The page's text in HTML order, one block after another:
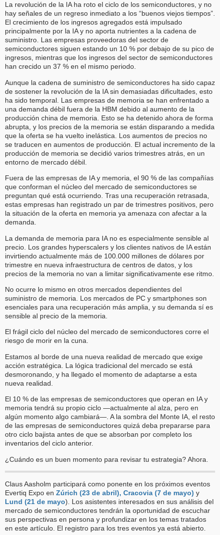
La revolución de la IA ha roto el ciclo de los semiconductores, y no
hay señales de un regreso inmediato a los “buenos viejos tiempos”.
El crecimiento de los ingresos agregados está impulsado
principalmente por la IA y no aporta nutrientes a la cadena de
suministro. Las empresas proveedoras del sector de
semiconductores siguen estando un 10 % por debajo de su pico de
ingresos, mientras que los ingresos del sector de semiconductores
han crecido un 37 % en el mismo periodo.
Aunque la cadena de suministro de semiconductores ha sido capaz
de sostener la revolución de la IA sin demasiadas dificultades, esto
ha sido temporal. Las empresas de memoria se han enfrentado a
una demanda débil fuera de la HBM debido al aumento de la
producción china de memoria. Esto se ha detenido ahora de forma
abrupta, y los precios de la memoria se están disparando a medida
que la oferta se ha vuelto inelástica. Los aumentos de precios no
se traducen en aumentos de producción. El actual incremento de la
producción de memoria se decidió varios trimestres atrás, en un
entorno de mercado débil.
Fuera de las empresas de IA y memoria, el 90 % de las compañías
que conforman el núcleo del mercado de semiconductores se
preguntan qué está ocurriendo. Tras una recuperación retrasada,
estas empresas han registrado un par de trimestres positivos, pero
la situación de la oferta en memoria ya amenaza con afectar a la
demanda.
La demanda de memoria para IA no es especialmente sensible al
precio. Los grandes hyperscalers y los clientes nativos de IA están
invirtiendo actualmente más de 100.000 millones de dólares por
trimestre en nueva infraestructura de centros de datos, y los
precios de la memoria no van a limitar significativamente ese ritmo.
No ocurre lo mismo en otros mercados dependientes del
suministro de memoria. Los mercados de PC y smartphones son
esenciales para una recuperación más amplia, y su demanda sí es
sensible al precio de la memoria.
El frágil ciclo del núcleo del mercado de semiconductores corre el
riesgo de morir en la cuna.
Estamos al borde de una nueva realidad de mercado que exige
acción estratégica. La lógica tradicional del mercado se está
desmoronando, y ha llegado el momento de adaptarse a esta
nueva realidad.
El 10 % de las empresas de semiconductores que operan en IA y
memoria tendrá su propio ciclo —actualmente al alza, pero en
algún momento algo cambiará—. A la sombra del Monte IA, el resto
de las empresas de semiconductores quizá deba prepararse para
otro ciclo bajista antes de que se absorban por completo los
inventarios del ciclo anterior.
¿Cuándo es un buen momento para revisar tu estrategia? Ahora.
Claus Aasholm participará como ponente en los próximos eventos
Evertiq Expo en Zúrich (23 de abril), Cracovia (7 de mayo) y
Lund (21 de mayo). Los asistentes interesados en sus análisis del
mercado de semiconductores tendrán la oportunidad de escuchar
sus perspectivas en persona y profundizar en los temas tratados
en este artículo. El registro para los tres eventos ya está abierto.